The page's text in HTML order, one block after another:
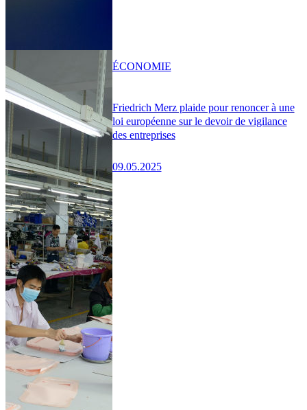
Friedrich Merz plaide pour renoncer à une
loi européenne sur le devoir de vigilance
des entreprises
09.05.2025
ÉCONOMIE